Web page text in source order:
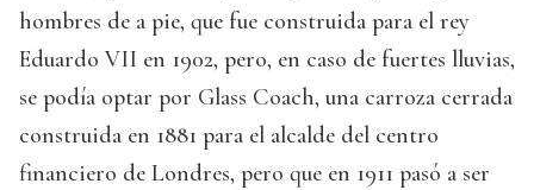
hombres de a pie, que fue construida para el rey
Eduardo VII en 1902, pero, en caso de fuertes lluvias,
se podía optar por Glass Coach, una carroza cerrada
construida en 1881 para el alcalde del centro
financiero de Londres, pero que en 1911 pasó a ser